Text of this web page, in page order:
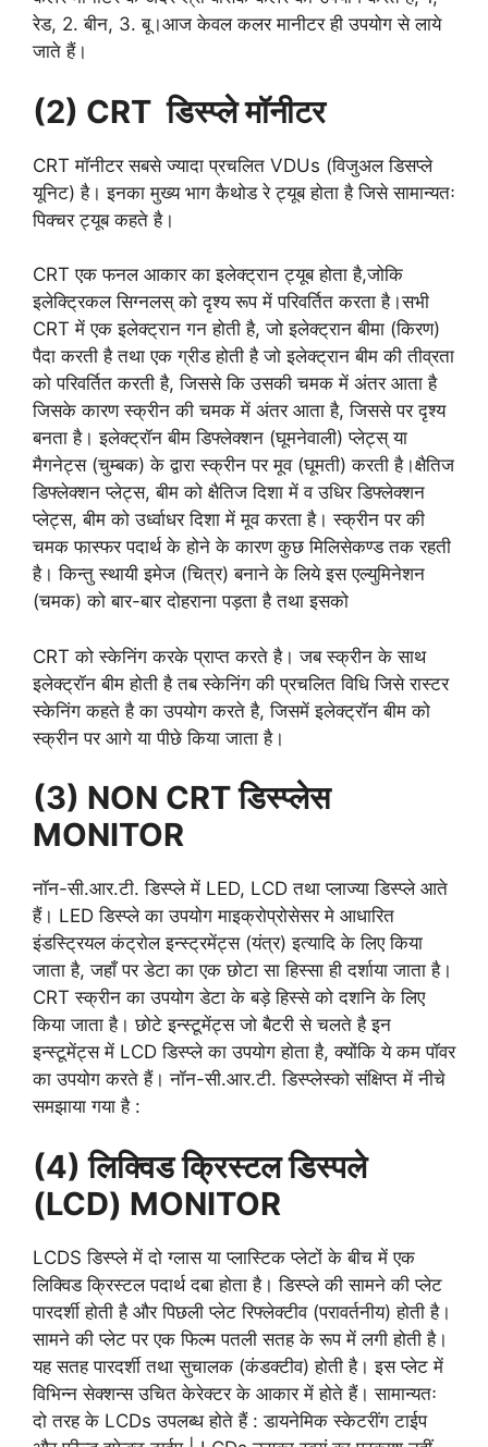
रेड, 2. बीन, 3. बू।आज केवल कलर मानीटर ही उपयोग से लाये
जाते हैं।
(2) CRT डिस्प्ले मॉनीटर
CRT मॉनीटर सबसे ज्यादा प्रचलित VDUs (विजुअल डिसप्ले
यूनिट) है। इनका मुख्य भाग कैथोड रे ट्यूब होता है जिसे सामान्यतः
पिक्चर ट्यूब कहते है।
CRT एक फनल आकार का इलेक्ट्रान ट्यूब होता है,जोकि
इलेक्ट्रिकल सिग्नलस् को दृश्य रूप में परिवर्तित करता है।सभी
CRT में एक इलेक्ट्रान गन होती है, जो इलेक्ट्रान बीमा (किरण)
पैदा करती है तथा एक ग्रीड होती है जो इलेक्ट्रान बीम की तीव्रता
को परिवर्तित करती है, जिससे कि उसकी चमक में अंतर आता है
जिसके कारण स्क्रीन की चमक में अंतर आता है, जिससे पर दृश्य
बनता है। इलेक्ट्रॉन बीम डिफ्लेक्शन (घूमनेवाली) प्लेट्स् या
मैगनेट्स (चुम्बक) के द्वारा स्क्रीन पर मूव (घूमती) करती है।क्षैतिज
डिफ्लेक्शन प्लेट्स, बीम को क्षैतिज दिशा में व उधिर डिफ्लेक्शन
प्लेट्स, बीम को उर्ध्वाधर दिशा में मूव करता है। स्क्रीन पर की
चमक फास्फर पदार्थ के होने के कारण कुछ मिलिसेकण्ड तक रहती
है। किन्तु स्थायी इमेज (चित्र) बनाने के लिये इस एल्युमिनेशन
(चमक) को बार-बार दोहराना पड़ता है तथा इसको
CRT को स्केनिंग करके प्राप्त करते है। जब स्क्रीन के साथ
इलेक्ट्रॉन बीम होती है तब स्केनिंग की प्रचलित विधि जिसे रास्टर
स्केनिंग कहते है का उपयोग करते है, जिसमें इलेक्ट्रॉन बीम को
स्क्रीन पर आगे या पीछे किया जाता है।
(3) NON CRT डिस्प्लेस
MONITOR
नॉन-सी.आर.टी. डिस्प्ले में LED, LCD तथा प्लाज्या डिस्प्ले आते
हैं। LED डिस्प्ले का उपयोग माइक्रोप्रोसेसर मे आधारित
इंडस्ट्रियल कंट्रोल इन्स्ट्रमेंट्स (यंत्र) इत्यादि के लिए किया
जाता है, जहाँ पर डेटा का एक छोटा सा हिस्सा ही दर्शाया जाता है।
CRT स्क्रीन का उपयोग डेटा के बड़े हिस्से को दशनि के लिए
किया जाता है। छोटे इन्स्टूमेंट्स जो बैटरी से चलते है इन
इन्स्टूमेंट्स में LCD डिस्प्ले का उपयोग होता है, क्योंकि ये कम पॉवर
का उपयोग करते हैं। नॉन-सी.आर.टी. डिस्प्लेस्को संक्षिप्त में नीचे
समझाया गया है :
(4) लिक्विड क्रिस्टल डिस्पले
(LCD) MONITOR
LCDS डिस्प्ले में दो ग्लास या प्लास्टिक प्लेटों के बीच में एक
लिक्विड क्रिस्टल पदार्थ दबा होता है। डिस्प्ले की सामने की प्लेट
पारदर्शी होती है और पिछली प्लेट रिफ्लेक्टीव (परावर्तनीय) होती है।
सामने की प्लेट पर एक फिल्म पतली सतह के रूप में लगी होती है।
यह सतह पारदर्शी तथा सुचालक (कंडक्टीव) होती है। इस प्लेट में
विभिन्न सेक्शन्स उचित‌ केरेक्टर के आकार में होते हैं। सामान्यतः
दो तरह के LCDs उपलब्ध होते हैं : डायनेमिक स्केटरींग टाईप